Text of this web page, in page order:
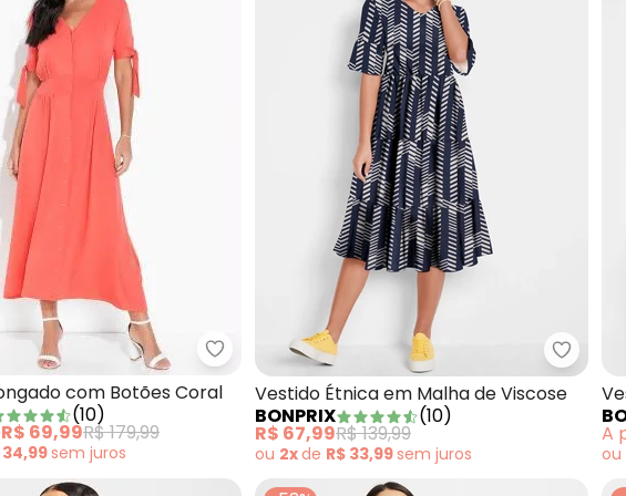
Preto em Malha Crepebonprix - Vestido Alongado com Botões Coral
com Botões Coral
(10)
R$ 69,99R$ 179,99
34,99sem juros
Vestido Étnica em Malha de Viscose
BONPRIX
(10)
R$ 67,99R$ 139,99
ou 2xde R$ 33,99sem juros
A
ou